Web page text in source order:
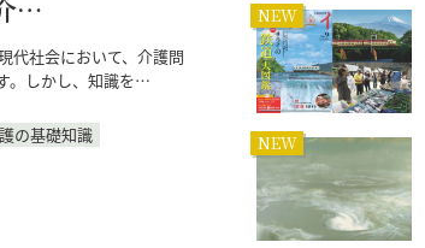
…
代社会において、介護問
。しかし、知識を…
の基礎知識
NEW
NEW